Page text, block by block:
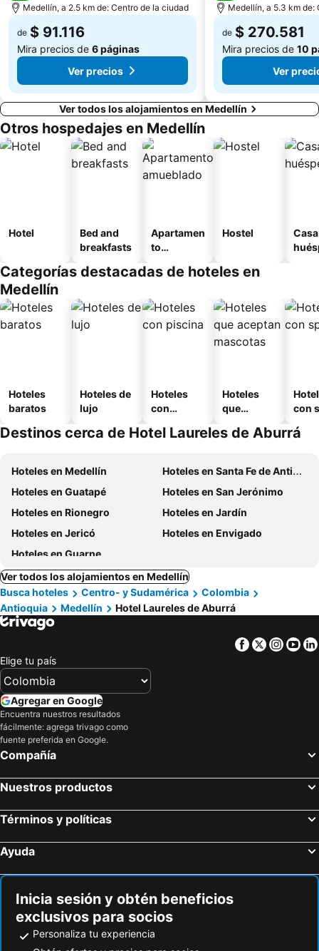
Medellín, a 2.5 km de: Centro de la ciudad
de $ 91.116
Mira precios de 6 páginas
Ver precios
Medellín, a 5.3 km de:
de $ 270.581
Mira precios de 10
Ver
Ver todos los alojamientos en Medellín
Otros hospedajes en Medellín
Hotel
Bed and
breakfasts
Apartamen
to
o
Hostel
Categorías destacadas de hoteles en
Medellín
Hoteles
baratos
Hoteles de
lujo
Hoteles
con
Hoteles
que
mascotas
con
Destinos cerca de Hotel Laureles de Aburrá
Hoteles en Medellín
Hoteles en Santa Fe de Antioquia
Hoteles en Guatapé
Hoteles en San Jerónimo
Hoteles en Rionegro
Hoteles en Jardín
Hoteles en Jericó
Hoteles en Envigado
Hoteles en Guarne
Ver todos los alojamientos en Medellín
Busca hoteles
Centro- y Sudamérica
Colombia
Antioquia
Medellín Hotel Laureles de Aburrá
Facebook
Twitter
Elige tu país
Agregar en Google
Encuentra nuestros resultados
fácilmente: agrega trivago como
fuente preferida en Google.
Compañía
Nuestros productos
Términos y políticas
Ayuda
Inicia sesión y obtén beneficios
exclusivos para socios
Personaliza tu experiencia